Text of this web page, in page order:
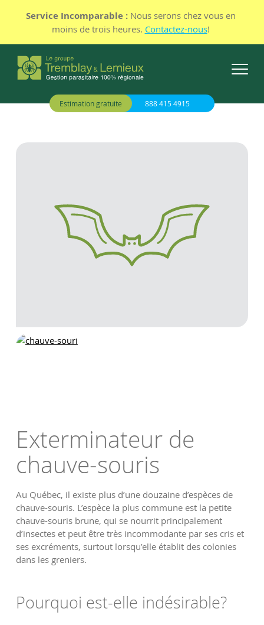
Service Incomparable : Nous serons chez vous en
moins de trois heures. Contactez-nous!
Estimation gratuite 888 415 4915
Exterminateur de
chauve-souris
Au Québec, il existe plus d’une douzaine d’espèces de
chauve-souris. L’espèce la plus commune est la petite
chauve-souris brune, qui se nourrit principalement
d’insectes et peut être très incommodante par ses cris et
ses excréments, surtout lorsqu’elle établit des colonies
dans les greniers.
Pourquoi est-elle indésirable?